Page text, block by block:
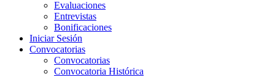
Evaluaciones
Entrevistas
Bonificaciones
Iniciar Sesión
Convocatorias
Convocatorias
Convocatoria Histórica